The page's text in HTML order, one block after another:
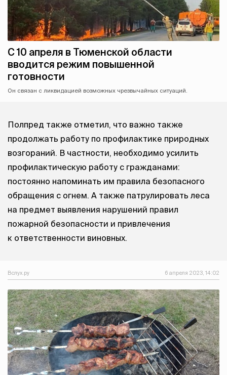
С 10 апреля в Тюменской области
вводится режим повышенной
готовности
Он связан с ликвидацией возможных чрезвычайных ситуаций.
Полпред также отметил, что важно также
продолжать работу по профилактике природных
возгораний. В частности, необходимо усилить
профилактическую работу с гражданами:
постоянно напоминать им правила безопасного
обращения с огнем. А также патрулировать леса
на предмет выявления нарушений правил
пожарной безопасности и привлечения
к ответственности виновных.
Вслух.ру 6 апреля 2023, 14:02